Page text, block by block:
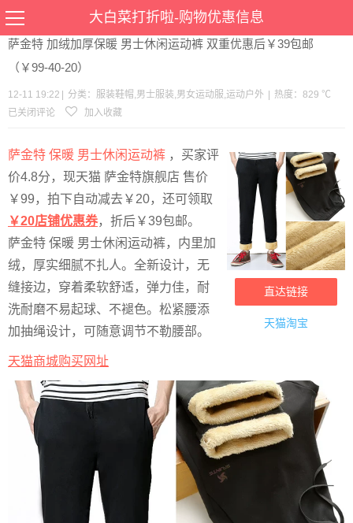
大白菜打折啦-购物优惠信息
当前位置： 优惠>服装鞋帽男士服装男女运动服运动户外
萨金特 加绒加厚保暖 男士休闲运动裤 双重优惠后￥39包邮
（￥99-40-20）
12-11 19:22 分类： 服装鞋帽,男士服装,男女运动服,运动户外
热度：829 ℃
已关闭评论
加入收藏
直达链接
天猫淘宝
萨金特 保暖 男士休闲运动裤 ，买家评
价4.8分，现天猫 萨金特旗舰店 售价
￥99，拍下自动减去￥20，还可领取
￥20店铺优惠券，折后￥39包邮。
萨金特 保暖 男士休闲运动裤，内里加
绒，厚实细腻不扎人。全新设计，无
缝接边，穿着柔软舒适，弹力佳，耐
洗耐磨不易起球、不褪色。松紧腰添
加抽绳设计，可随意调节不勒腰部。
天猫商城购买网址